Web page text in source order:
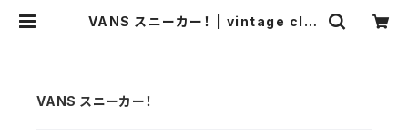
VANS スニーカー！ | vintage clot
VANS スニーカー！